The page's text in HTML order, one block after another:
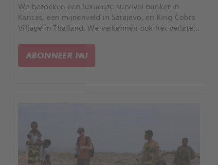
We bezoeken een luxueuze survival bunker in
Kansas, een mijnenveld in Sarajevo, en King Cobra
Village in Thailand. We verkennen ook het verlaten
van de Verenigde Naties in New York.
ABONNEER NU